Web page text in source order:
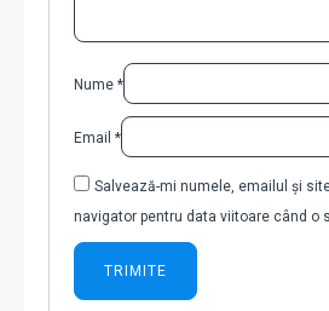
Nume *
Email *
Salvează-mi numele, emailul și
navigator pentru data viitoare când o